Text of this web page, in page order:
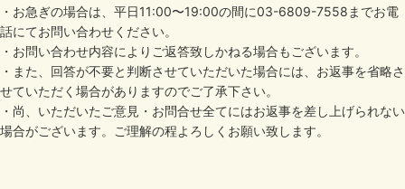
・お急ぎの場合は、平日11:00〜19:00の間に03-6809-7558までお電
話にてお問い合わせください。
・お問い合わせ内容によりご返答致しかねる場合もございます。
・また、回答が不要と判断させていただいた場合には、お返事を省略さ
せていただく場合がありますのでご了承下さい。
・尚、いただいたご意見・お問合せ全てにはお返事を差し上げられない
場合がございます。ご理解の程よろしくお願い致します。